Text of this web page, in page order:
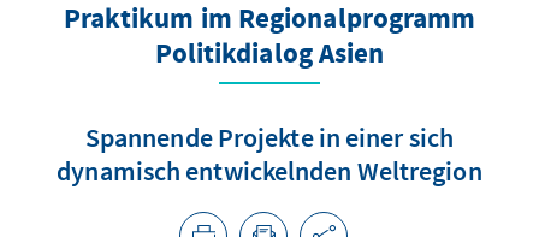
Praktikum im Regionalprogramm
Politikdialog Asien
Spannende Projekte in einer sich
dynamisch entwickelnden Weltregion